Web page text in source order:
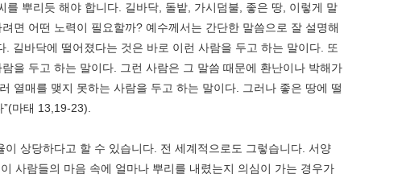
뿌리듯 해야 합니다. 길바닥, 돌밭, 가시덤불, 좋은 땅, 이렇게 말
면 어떤 노력이 필요할까? 예수께서는 간단한 말씀으로 잘 설명해
길바닥에 떨어졌다는 것은 바로 이런 사람을 두고 하는 말이다. 또
을 두고 하는 말이다. 그런 사람은 그 말씀 때문에 환난이나 박해가
열매를 맺지 못하는 사람을 두고 하는 말이다. 그러나 좋은 땅에 떨
마태 13,19-23).
상당하다고 할 수 있습니다. 전 세계적으로도 그렇습니다. 서양
사람들의 마음 속에 얼마나 뿌리를 내렸는지 의심이 가는 경우가